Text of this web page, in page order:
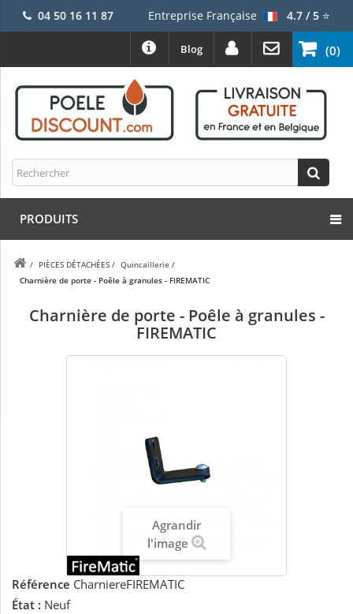
04 50 16 11 87 Entreprise Française 4.7 / 5⭐
(0)
Blog
PRODUITS
/ PIÈCES DÉTACHÉES / Quincaillerie /
Charnière de porte - Poêle à granules - FIREMATIC
Charnière de porte - Poêle à granules -
FIREMATIC
Agrandir
l'image
Référence CharniereFIREMATIC
État : Neuf